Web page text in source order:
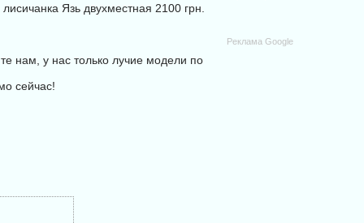
Язь двухместная 2100 грн.
нам, у нас только лучие модели по
сейчас!
Реклама Google